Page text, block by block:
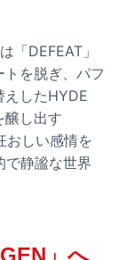
「DEFEAT」
を脱ぎ、パフ
えしたHYDE
醸し出す
おしい感情を
で静謐な世界
」へ